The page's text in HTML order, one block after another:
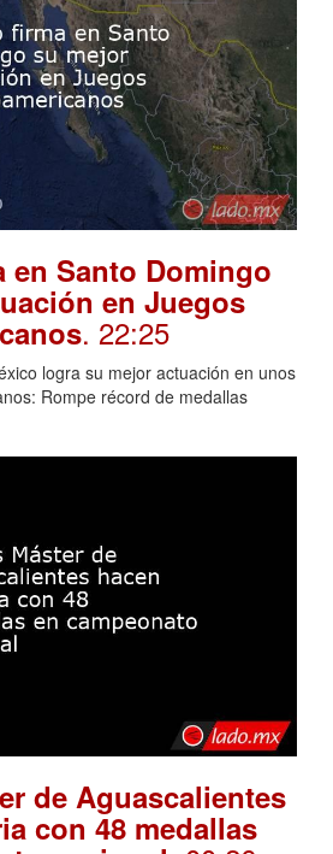
en Santo Domingo
en Juegos
. 22:25
logra su mejor actuación en unos
Rompe récord de medallas
de Aguascalientes
con 48 medallas